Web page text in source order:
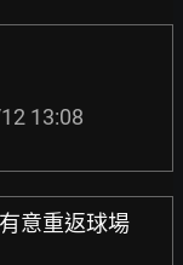
13:08
有意重返球場